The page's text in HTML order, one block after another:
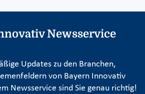
Newsservice
Updates zu den Branchen,
von Bayern Innovativ
Newsservice sind Sie genau richtig!